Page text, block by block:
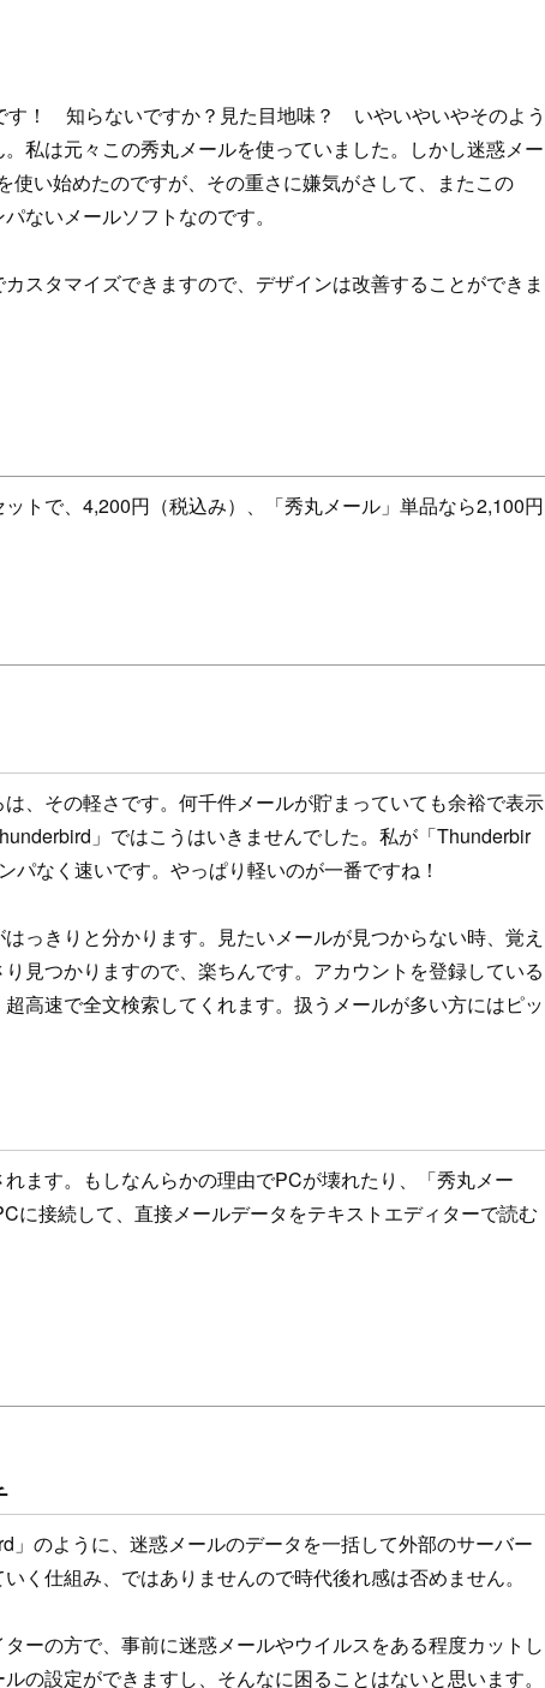
す！ 知らないですか？見た目地味？ いやいやいやそのよう
私は元々この秀丸メールを使っていました。しかし迷惑メー
使い始めたのですが、その重さに嫌気がさして、またこの
ないメールソフトなのです。
スタマイズできますので、デザインは改善することができま
トで、4,200円（税込み）、「秀丸メール」単品なら2,100円
、その軽さです。何千件メールが貯まっていても余裕で表示
」ではこうはいきませんでした。私が「Thunderbir
なく速いです。やっぱり軽いのが一番ですね！
っきりと分かります。見たいメールが見つからない時、覚え
見つかりますので、楽ちんです。アカウントを登録している
高速で全文検索してくれます。扱うメールが多い方にはピッ
ます。もしなんらかの理由でPCが壊れたり、「秀丸メー
に接続して、直接メールデータをテキストエディターで読む
のように、迷惑メールのデータを一括して外部のサーバー
く仕組み、ではありませんので時代後れ感は否めません。
ーの方で、事前に迷惑メールやウイルスをある程度カットし
の設定ができますし、そんなに困ることはないと思います。